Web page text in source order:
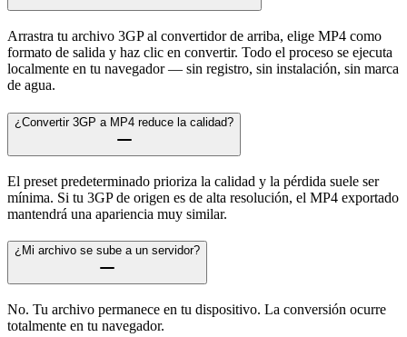
Arrastra tu archivo 3GP al convertidor de arriba, elige MP4 como
formato de salida y haz clic en convertir. Todo el proceso se ejecuta
localmente en tu navegador — sin registro, sin instalación, sin marca
de agua.
¿Convertir 3GP a MP4 reduce la calidad?
El preset predeterminado prioriza la calidad y la pérdida suele ser
mínima. Si tu 3GP de origen es de alta resolución, el MP4 exportado
mantendrá una apariencia muy similar.
¿Mi archivo se sube a un servidor?
No. Tu archivo permanece en tu dispositivo. La conversión ocurre
totalmente en tu navegador.